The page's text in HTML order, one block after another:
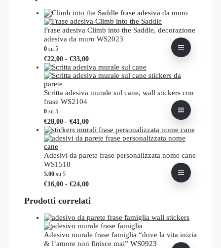
Frase adesiva Climb into the Saddle, decorazione
adesiva da muro WS2023
0 su 5
€22,00 - €33,00Fascia
di
prezzo:
€22,00
a
Questo
prodotto
ha
varianti.
essere
scelte
nella
del
Scritta adesiva murale sul cane, wall stickers con
frase WS2104
0 su 5
€28,00 - €41,00Fascia
di
prezzo:
€28,00
a
Questo
prodotto
ha
varianti.
essere
scelte
nella
del
prodotto
Adesivi da parete frase personalizzata nome cane
WS1518
5.00 su 5
€16,00 - €24,00Fascia
prezzo:
€16,00
a
€24,00
Questo
ha
varianti.
Le
opzioni
possono
Prodotti correlati
Adesivo murale frase famiglia “dove la vita inizia
& l’amore non finisce mai” WS0923